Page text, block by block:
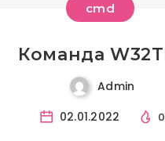
cmd
Команда
Admin
02.01.2022
0